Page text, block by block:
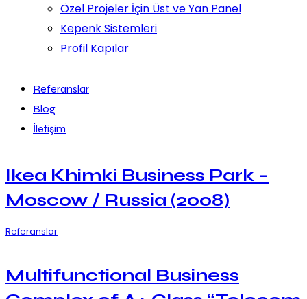
Özel Projeler İçin Üst ve Yan Panel
Kepenk Sistemleri
Profil Kapılar
Referanslar
Blog
İletişim
Ikea Khimki Business Park –
Moscow / Russia (2008)
Referanslar
Multifunctional Business